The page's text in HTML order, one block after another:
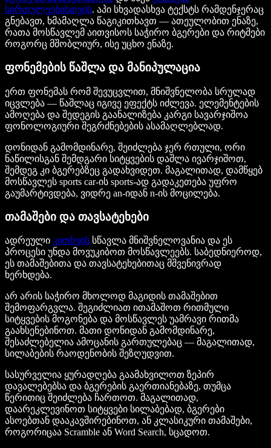
სირთულეებისთვის. აპი სხვადასხვა ტექსტს რამდენჯერაც
გნებავთ, ხმამაღლა წაგიკითხავთ — ათეულობით ენაზე,
რათა მოსწავლემ აითვისოს საჭირო ბგერები და რიტმები
როგორც მშობლიურ, ისე უცხო ენაზე.
ფონემების წაშლა და მანიპულაცია
ერთ ფონემას რომ შევუცვლით, მნიშვნელობა სრულად
იცვლება — წაშლაც იგივე ეფექტს იძლევა. ელემენტების
ამოღება და შედეგის გაანალიზება კარგი სავარჯიშოა
ფონოლოგიური შეგრძნებების ასამაღლებლად.
დონიდან გამომდინარე, შეიძლება ჯერ რთული, ორი
ნაწილისგან შემდგარი სიტყვების დაშლა ივარჯიშოთ,
შემდეგ კი ბგერებზეც გადახვიდეთ. მაგალითად, დამწყებ
მოსწავლეს sports car-ის sports-ად გადაკეთება უფრო
გაუმარტივდება, ვიდრე an-იდან n-ის მოცილება.
თამაშები და თავსატეხები
ადრეული კითხვის სწავლა მნიშვნელოვანია და ეს
პროცესი უნდა მოვუკიბოთ მოსწავლეებს. საბედნიეროდ,
ეს თამაშებითა და თავსატეხებითაც მშვენივრად
ხერხდება.
არ არის საჭირო მხოლოდ მაგიდის თამაშებით
შემოფარგვლა. შეგიძლიათ ითამაშოთ რითმული
სიტყვების მოგონება და მოსწავლეს უამრავი რითმა
გაახსენებინოთ. მათი დონიდან გამომდინარე,
შესაძლებელია ამოცანის გართულებაც — მაგალითად,
სილაბების რაოდენობის შეზღუდვით.
სასურველია ყურადღება გაამახვილოთ ზეპირ
დავალებებსა და ბგერების გაერთიანებაზე, თუმცა
წერითიც შეიძლება ჩართოთ. მაგალითად,
დაარეკლევინოთ სიტყვები სილაბებად, ბგერები
ასოებთან დააკავშირებინოთ, ან კლასიკური თამაშები,
როგორიცაა Scramble ან Word Search, სცადოთ.